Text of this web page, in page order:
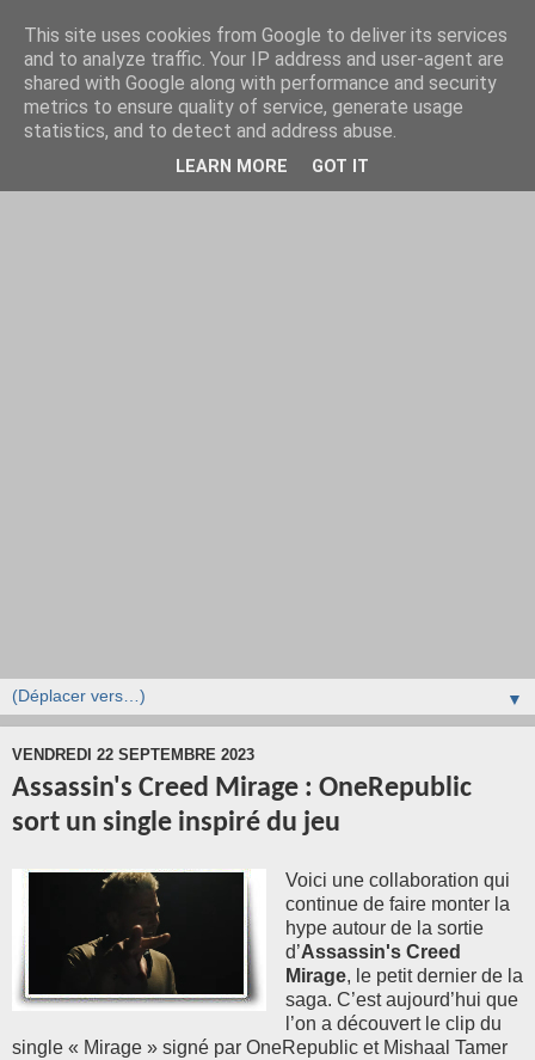
▼
VENDREDI 22 SEPTEMBRE 2023
Assassin's Creed Mirage : OneRepublic
sort un single inspiré du jeu
Voici une collaboration qui
continue de faire monter la
hype autour de la sortie
d’Assassin's Creed
Mirage, le petit dernier de la
saga. C’est aujourd’hui que
l’on a découvert le clip du
single « Mirage » signé par OneRepublic et Mishaal Tamer
This site uses cookies from Google to deliver its services
and to analyze traffic. Your IP address and user-agent are
shared with Google along with performance and security
metrics to ensure quality of service, generate usage
statistics, and to detect and address abuse.
LEARN MORE GOT IT